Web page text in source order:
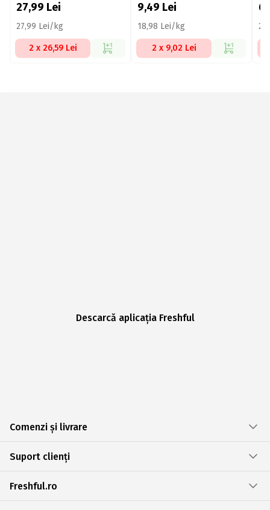
27,99 Lei
27,99 Lei/kg
2 x 26,59 Lei
9,49 Lei
18,98 Lei/kg
2 x 9,02 Lei
Descarcă aplicația Freshful
Comenzi și livrare
Suport clienți
Freshful.ro